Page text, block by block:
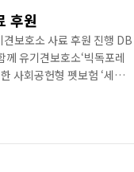
후원
보호소 사료 후원 진행 DB
유기견보호소‘빅독포레
사회공헌형 펫보험 ‘세이
캠페인 ‘세이브펫
기우와 함께 국내 유기견보